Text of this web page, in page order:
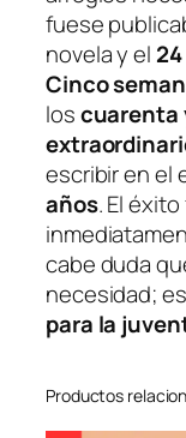
fuese
novela y el
Cinco
loscuarenta
escribir en el
años. El
cabe duda
necesidad;
para la
Productos